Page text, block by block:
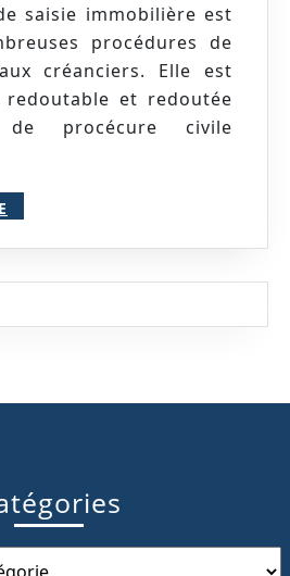
et
Stopper
procédures de
créanciers. Elle est
et redoutée
procécure civile
MORE